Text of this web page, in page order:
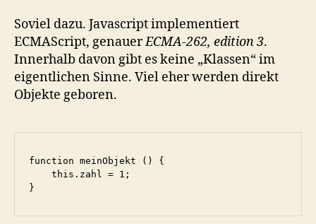
Soviel dazu. Javascript implementiert
ECMAScript, genauerECMA-262, edition 3.
Innerhalb davon gibt es keine „Klassen“ im
eigentlichen Sinne. Viel eher werden direkt
Objekte geboren.
function meinObjekt () {
    this.zahl = 1;
}